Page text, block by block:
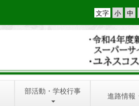
文字
部活動・学校行事 進路情報